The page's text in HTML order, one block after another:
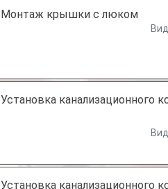
Монтаж крышки с люком
Установка канализационного
Установка канализационного